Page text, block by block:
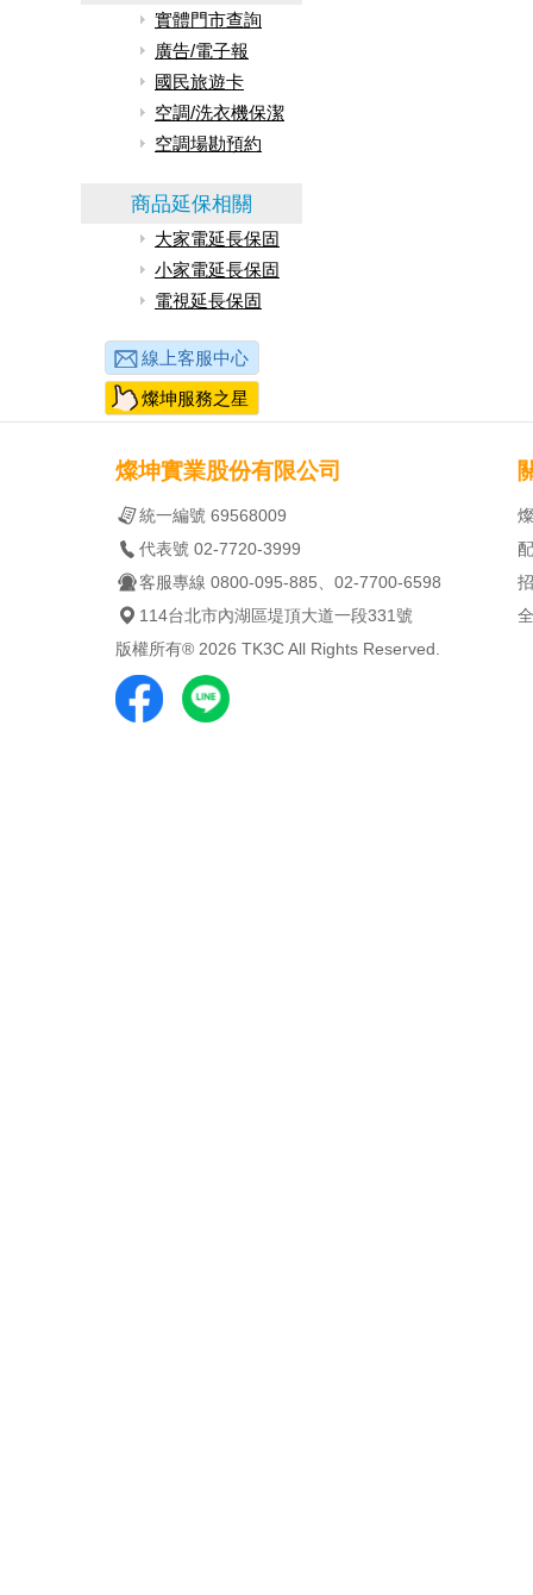
實體門市查詢
廣告/電子報
國民旅遊卡
空調/洗衣機保潔
空調場勘預約
商品延保相關
大家電延長保固
小家電延長保固
電視延長保固
線上客服中心
燦坤服務之星